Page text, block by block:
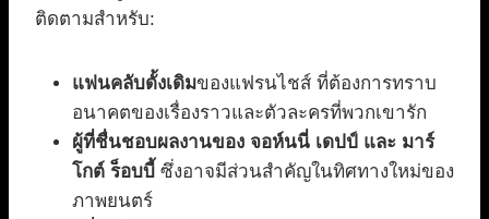
ติดตามสำหรับ:
แฟนคลับดั้งเดิมของแฟรนไชส์ ที่ต้องการทราบ
อนาคตของเรื่องราวและตัวละครที่พวกเขารัก
ผู้ที่ชื่นชอบผลงานของ จอห์นนี่ เดปป์ และ มาร์
โกต์ ร็อบบี้ ซึ่งอาจมีส่วนสำคัญในทิศทางใหม่ของ
ภาพยนตร์